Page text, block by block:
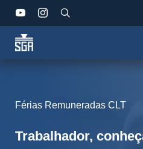
Férias Remuneradas CLT
Trabalhador,